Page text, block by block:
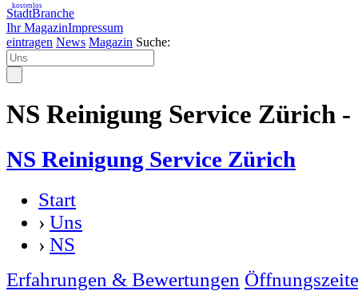
StadtBranche
Ihr MagazinImpressum
kostenlos
eintragen News Magazin Suche:
NS Reinigung Service Zürich -
NS Reinigung Service Zürich
Start
› Uns
› NS
Erfahrungen & Bewertungen